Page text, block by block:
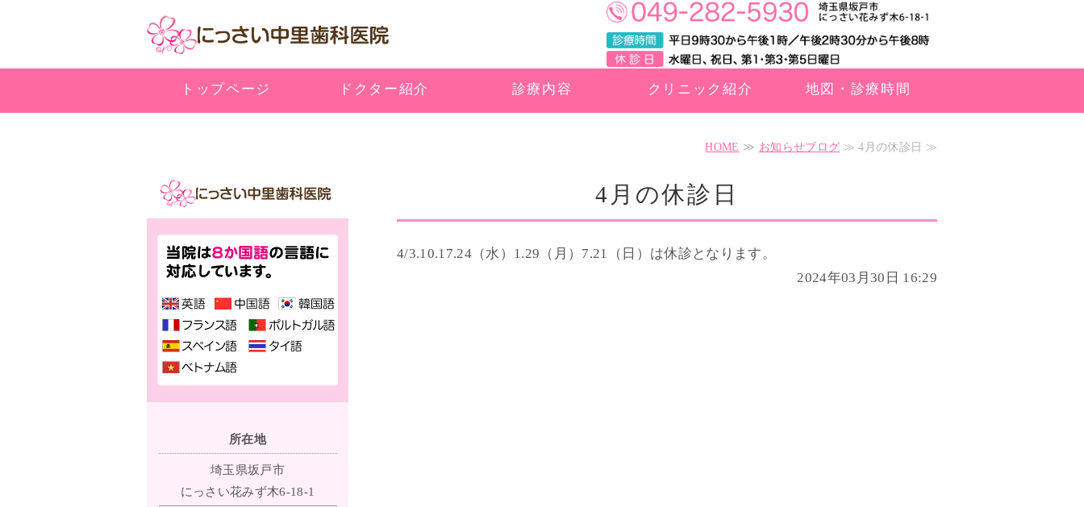
にっさい中里歯科医院
トップページ ドクター紹介 診療内容 クリニック紹介 地図・診療時間
HOME ≫ お知らせブログ ≫ 4月の休診日 ≫
4月の休診日
4/3.10.17.24（水）1.29（月）7.21（日）は休診となります。
2024年03月30日 16:29
所在地
埼玉県坂戸市
にっさい花みず木6-18-1